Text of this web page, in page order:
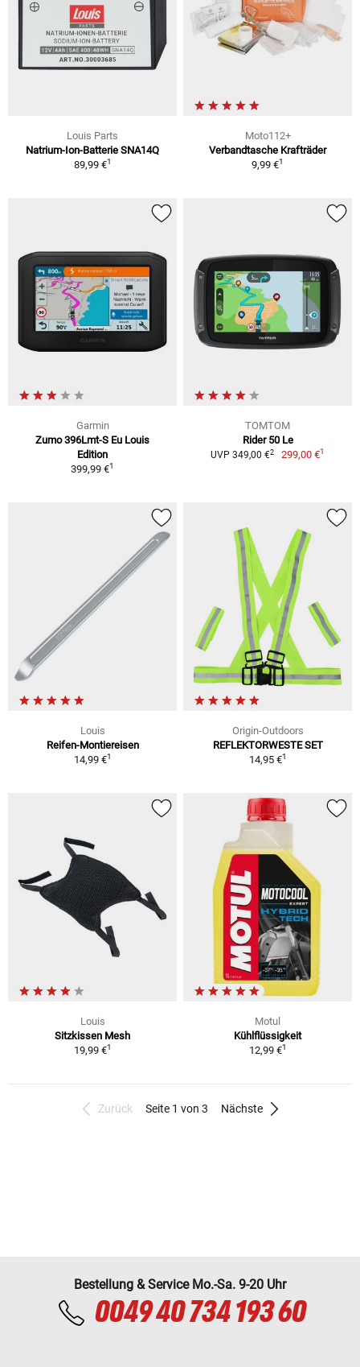
Louis Parts
Natrium-Ion-Batterie SNA14Q
89,99 €1
Moto112+
Verbandtasche Krafträder
9,99 €1
Garmin
Zumo 396Lmt-S Eu Louis
Edition
399,99 €1
TOMTOM
Rider 50 Le
UVP 349,00 €2 299,00 €1
Louis
Reifen-Montiereisen
14,99 €1
Origin-Outdoors
REFLEKTORWESTE SET
14,95 €1
Louis
Sitzkissen Mesh
19,99 €1
Motul
Kühlflüssigkeit
12,99 €1
Zurück Seite 1 von 3 Nächste
Bestellung & Service Mo.-Sa. 9-20 Uhr
0049 40 734 193 60